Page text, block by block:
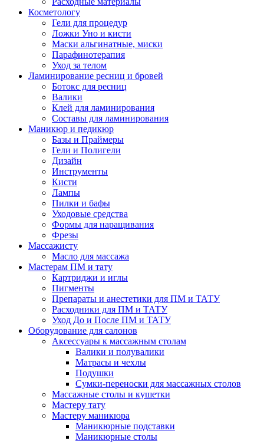
Косметологу
Гели для процедур
Ложки Уно и кисти
Маски альгинатные, миски
Парафинотерапия
Уход за телом
Ламинирование ресниц и бровей
Ботокс для ресниц
Валики
Клей для ламинирования
Составы для ламинирования
Маникюр и педикюр
Базы и Праймеры
Гели и Полигели
Дизайн
Инструменты
Кисти
Лампы
Пилки и бафы
Уходовые средства
Формы для наращивания
Фрезы
Массажисту
Масло для массажа
Мастерам ПМ и тату
Картриджи и иглы
Пигменты
Препараты и анестетики для ПМ и ТАТУ
Расходники для ПМ и ТАТУ
Уход До и После ПМ и ТАТУ
Оборудование для салонов
Аксессуары к массажным столам
Валики и полувалики
Матрасы и чехлы
Подушки
Сумки-переноски для массажных столов
Массажные столы и кушетки
Мастеру тату
Мастеру маникюра
Маникюрные подставки
Маникюрные столы